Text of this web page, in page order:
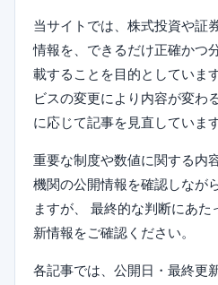
当サイトでは、株式投資や証
情報を、できるだけ正確かつ
載することを目的としていま
ビスの変更により内容が変わ
に応じて記事を見直しています
重要な制度や数値に関する内
機関の公開情報を確認しなが
ますが、 最終的な判断にあ
新情報をご確認ください。
各記事では、公開日・最終更